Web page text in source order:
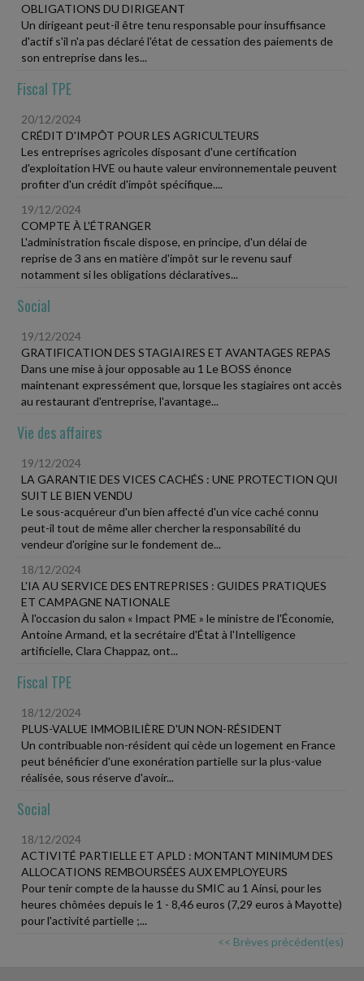
OBLIGATIONS DU DIRIGEANT
Un dirigeant peut-il être tenu responsable pour insuffisance
d'actif s'il n'a pas déclaré l'état de cessation des paiements de
son entreprise dans les...
Fiscal TPE
20/12/2024
CRÉDIT D'IMPÔT POUR LES AGRICULTEURS
Les entreprises agricoles disposant d'une certification
d'exploitation HVE ou haute valeur environnementale peuvent
profiter d'un crédit d'impôt spécifique....
19/12/2024
COMPTE À L'ÉTRANGER
L'administration fiscale dispose, en principe, d'un délai de
reprise de 3 ans en matière d'impôt sur le revenu sauf
notamment si les obligations déclaratives...
Social
19/12/2024
GRATIFICATION DES STAGIAIRES ET AVANTAGES REPAS
Dans une mise à jour opposable au 1 Le BOSS énonce
maintenant expressément que, lorsque les stagiaires ont accès
au restaurant d'entreprise, l'avantage...
Vie des affaires
19/12/2024
LA GARANTIE DES VICES CACHÉS : UNE PROTECTION QUI
SUIT LE BIEN VENDU
Le sous-acquéreur d'un bien affecté d'un vice caché connu
peut-il tout de même aller chercher la responsabilité du
vendeur d'origine sur le fondement de...
18/12/2024
L'IA AU SERVICE DES ENTREPRISES : GUIDES PRATIQUES
ET CAMPAGNE NATIONALE
À l'occasion du salon « Impact PME » le ministre de l'Économie,
Antoine Armand, et la secrétaire d'État à l'Intelligence
artificielle, Clara Chappaz, ont...
Fiscal TPE
18/12/2024
PLUS-VALUE IMMOBILIÈRE D'UN NON-RÉSIDENT
Un contribuable non-résident qui cède un logement en France
peut bénéficier d'une exonération partielle sur la plus-value
réalisée, sous réserve d'avoir...
Social
18/12/2024
ACTIVITÉ PARTIELLE ET APLD : MONTANT MINIMUM DES
ALLOCATIONS REMBOURSÉES AUX EMPLOYEURS
Pour tenir compte de la hausse du SMIC au 1 Ainsi, pour les
heures chômées depuis le 1 - 8,46 euros (7,29 euros à Mayotte)
pour l'activité partielle ;...
<< Brèves précédent(es)